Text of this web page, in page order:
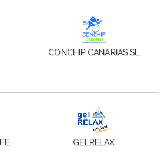
CONCHIP CANARIAS SL
GELRELAX